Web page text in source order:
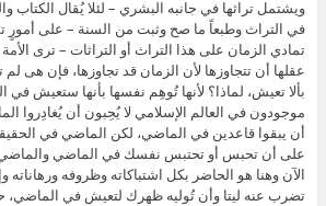
ويشتمل تراثها في جانبه البشري – لئلا يُقال الكتاب
في التراث وطبعاً ما صح وثبت من السنة – على أمورٍ
تمادي الزمان على هذا التراث أو التراثات – ترى
عقلها أن تتجاوزها لأن الزمان قد تجاوزها، فإن
بألا تعيش، لماذا؟ لأنها تُوهِم نفسها بأنها ستعيش
موجودون في العالم الإسلامي لا يُحِبون أن يُغادِروا
أن يبقوا قاعدين في الماضي، لكن الماضي في
على أن تحبس أو تحتبس نفسك في الماضي والماضي
الآن وهنا هو الحاضر بكل اشتباكاته وظروفه ورهاناته
تضرب عنه ليتا وأن تُوليه ظهرك لتعيش في